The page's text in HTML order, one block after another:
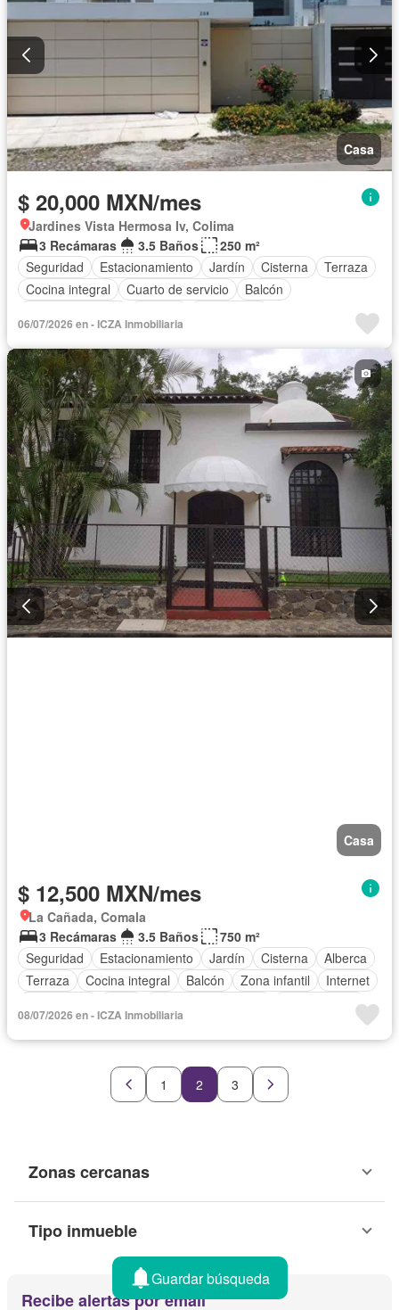
Casa
$ 20,000 MXN/mes
Jardines Vista Hermosa Iv, Colima
3 Recámaras
3.5 Baños
250 m²
Seguridad
Estacionamiento Jardín Cisterna
Terraza
Cocina integral
Cuarto de servicio
Balcón
Aire acondicionado
Agua
Conserje
Wifi
06/07/2026 en - ICZA Inmobiliaria
Casa
$ 12,500 MXN/mes
La Cañada, Comala
3 Recámaras
3.5 Baños
750 m²
Seguridad
Estacionamiento Jardín Cisterna
Alberca
Terraza
Cocina integral Balcón Zona infantil
Internet
Zonas verdes
Recámara con closet
Permite niños
Solo familias
08/07/2026 en - ICZA Inmobiliaria
1 2 3
Zonas cercanas
Tipo inmueble
Recibe alertas por email
Guardar búsqueda